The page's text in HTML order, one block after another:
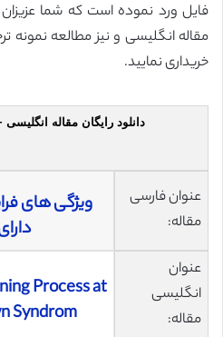
فایل ورد نموده است که شما عزیزان
مقاله انگلیسی و نیز مطالعه نمونه
خریداری نمایید.
دانلود رایگان مقاله
عنوان فارسی
مقاله:
ویژگی های
عنوان
انگلیسی
مقاله:
Process at
Syndrom